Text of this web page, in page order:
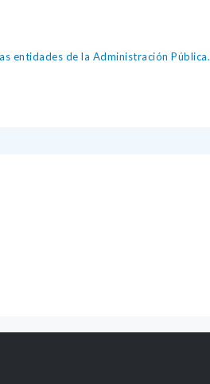
entidades de la Administración Pública.